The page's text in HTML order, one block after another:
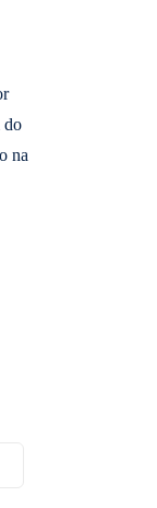
do
na